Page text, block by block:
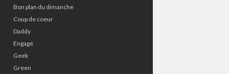
Bon plan du dimanche
Coup de coeur
Daddy
Engagé
Geek
Green